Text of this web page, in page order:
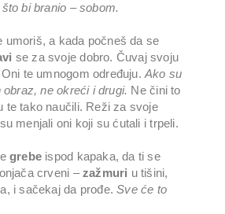
bi branio – sobom.
umoriš, a kada počneš da se
se za svoje dobro. Čuvaj svoju
te umnogom određuju.Ako su
ne okreći i drugi. Ne čini to
te tako naučili. Reži za svoje
menjali oni koji su ćutali i trpeli.
grebe ispod kapaka, da ti se
crveni –zažmuri u tišini,
i sačekaj da prođe.Sve će to